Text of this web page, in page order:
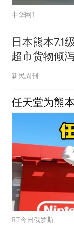
中华网1
日本熊本7.1
超市货物倾
一片
新民周刊
任天堂为熊
RT今日俄罗斯